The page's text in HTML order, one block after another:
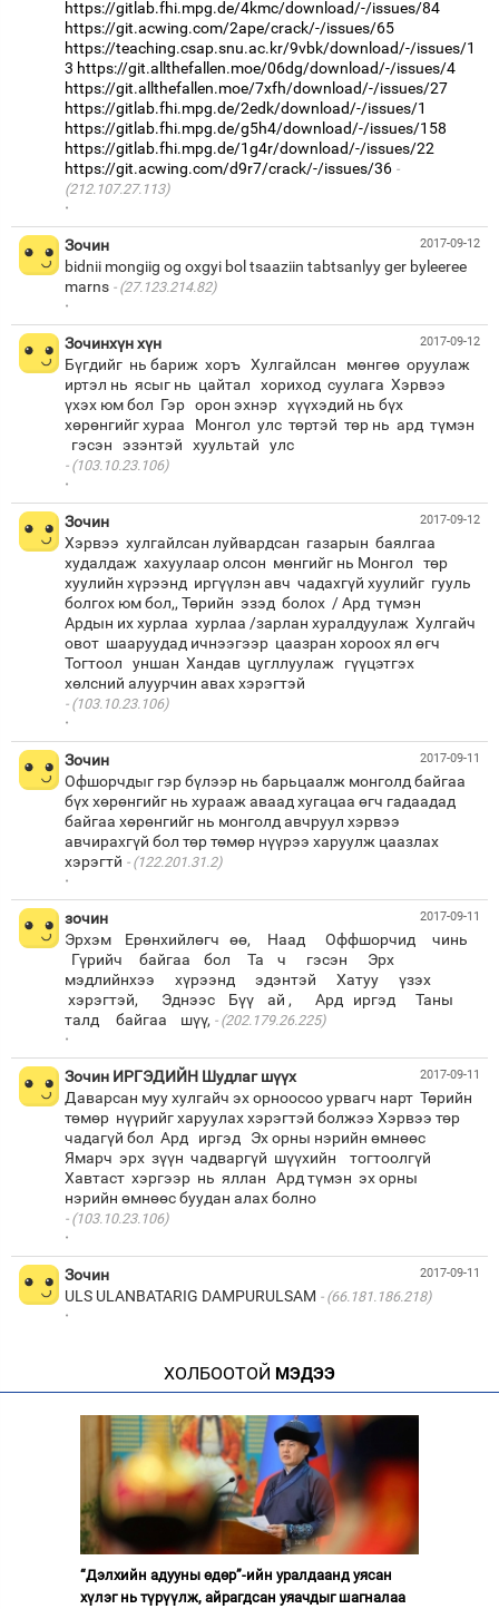
https://gitlab.fhi.mpg.de/4kmc/download/-/issues/84
https://git.acwing.com/2ape/crack/-/issues/65
https://teaching.csap.snu.ac.kr/9vbk/download/-/issues/1
3 https://git.allthefallen.moe/06dg/download/-/issues/4
https://git.allthefallen.moe/7xfh/download/-/issues/27
https://gitlab.fhi.mpg.de/2edk/download/-/issues/1
https://gitlab.fhi.mpg.de/g5h4/download/-/issues/158
https://gitlab.fhi.mpg.de/1g4r/download/-/issues/22
https://git.acwing.com/d9r7/crack/-/issues/36
(212.107.27.113)
·
2017-09-12
Зочин
bidnii mongiig og oxgyi bol tsaaziin tabtsanlyy ger byleeree
marns
(27.123.214.82)
·
2017-09-12
Зочинхүн хүн
Бүгдийг нь бариж хоръ Хулгайлсан мөнгөө оруулаж
иртэл нь ясыг нь цайтал хориход суулага Хэрвээ
үхэх юм бол Гэр орон эхнэр хүүхэдий нь бүх
хөрөнгийг хураа Монгол улс төртэй төр нь ард түмэн
(103.10.23.106)
·
2017-09-12
Зочин
Хэрвээ хулгайлсан луйвардсан газарын баялгаа
худалдаж хахуулаар олсон мөнгийг нь Монгол төр
хуулийн хүрээнд иргүүлэн авч чадахгүй хуулийг гууль
болгох юм бол,, Төрийн эзэд болох / Ард түмэн
Ардын их хурлаа хурлаа /зарлан хуралдуулаж Хулгайч
овот шааруудад ичнээгээр цаазран хороох ял өгч
Тогтоол уншан Хандав цугллуулаж гүүцэтгэх
(103.10.23.106)
·
2017-09-11
Зочин
Офшорчдыг гэр бүлээр нь барьцаалж монголд байгаа
бүх хөрөнгийг нь хурааж аваад хугацаа өгч гадаадад
байгаа хөрөнгийг нь монголд авчруул хэрвээ
авчирахгүй бол төр төмөр нүүрээ харуулж цаазлах
хэрэгтй
(122.201.31.2)
·
2017-09-11
зочин
Эрхэм Ерөнхийлөгч өө, Наад Оффшорчид чинь
Гүрийч байгаа бол Та ч гэсэн Эрх
мэдлийнхээ хүрээнд эдэнтэй Хатуу үзэх
хэрэгтэй, Эднээс Бүү ай , Ард иргэд Таны
талд байгаа шүү,
(202.179.26.225)
·
2017-09-11
Зочин ИРГЭДИЙН Шудлаг шүүх
Даварсан муу хулгайч эх орноосоо урвагч нарт Төрийн
төмөр нүүрийг харуулах хэрэгтэй болжээ Хэрвээ төр
чадагүй бол Ард иргэд Эх орны нэрийн өмнөөс
Ямарч эрх зүүн чадваргүй шүүхийн тогтоолгүй
Хавтаст хэргээр нь яллан Ард түмэн эх орны
(103.10.23.106)
·
2017-09-11
Зочин
ULS ULANBATARIG DAMPURULSAM
(66.181.186.218)
·
ХОЛБООТОЙ МЭДЭЭ
“Дэлхийн адууны өдөр”-ийн уралдаанд уясан
хүлэг нь түрүүлж, айрагдсан уяачдыг шагналаа